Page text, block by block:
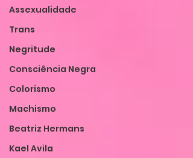
Assexualidade
Trans
Negritude
Consciência Negra
Colorismo
Machismo
Beatriz Hermans
Kael Avila